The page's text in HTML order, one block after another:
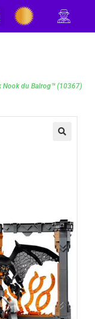
Nook du Balrog™ (10367)